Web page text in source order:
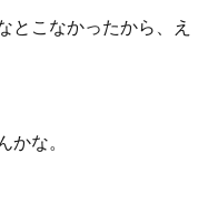
とこなかったから、え
かな。